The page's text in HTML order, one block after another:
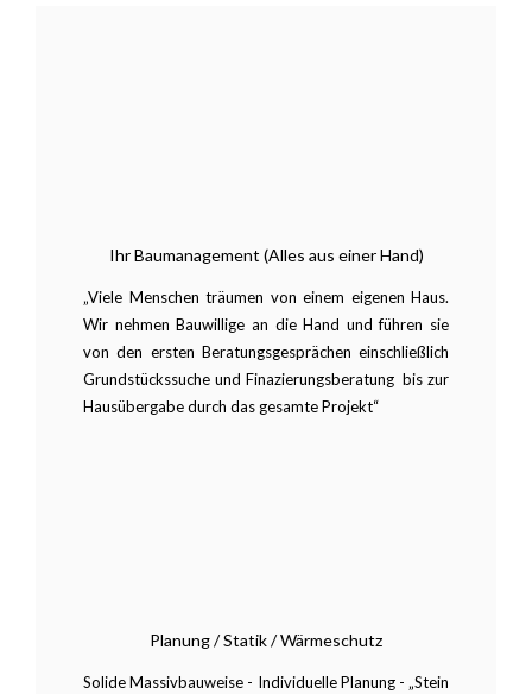
Ihr Baumanagement (Alles aus einer Hand)
„Viele Menschen träumen von einem eigenen Haus.
Wir nehmen Bauwillige an die Hand und führen sie
von den ersten Beratungsgesprächen einschließlich
Grundstückssuche und Finazierungsberatung bis zur
Hausübergabe durch das gesamte Projekt“
Planung / Statik / Wärmeschutz
Solide Massivbauweise - Individuelle Planung - „Stein